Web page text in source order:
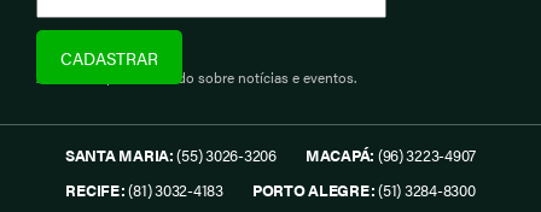
Assine e fique informado sobre notícias e eventos.
SANTA MARIA:(55) 3026-3206 MACAPÁ: (96) 3223-4907
RECIFE:(81) 3032-4183 PORTO ALEGRE:(51) 3284-8300